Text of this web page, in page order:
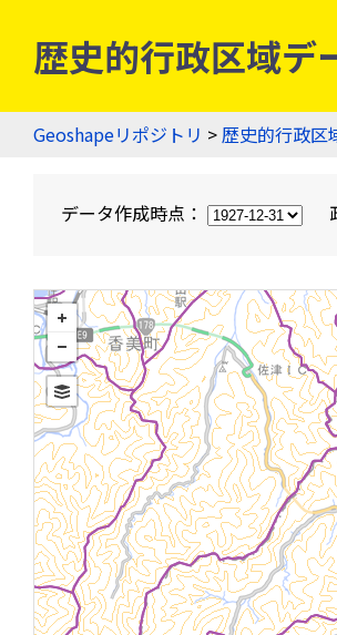
歴史的行政区域デ
Geoshapeリポジトリ >歴史的行政区
データ作成時点：